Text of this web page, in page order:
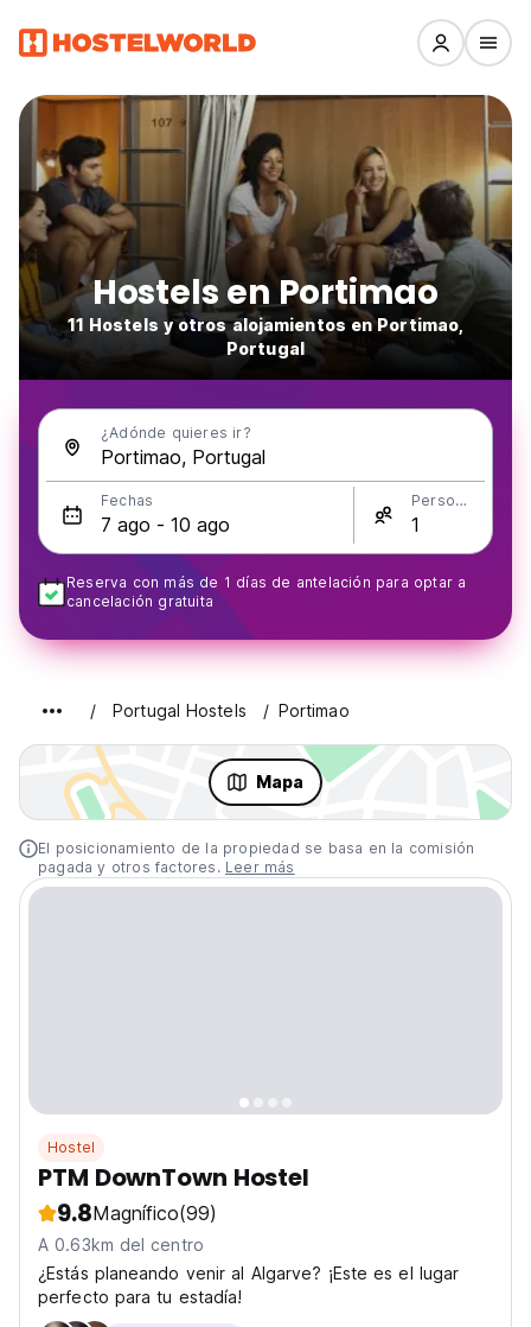
Hostels en Portimao
11 Hostels y otros alojamientos en Portimao,
Portugal
¿Adónde quieres ir?
Fechas Personas
Reserva con más de 1 días de antelación para optar a
cancelación gratuita
Portugal Hostels Portimao
Mapa
El posicionamiento de la propiedad se basa en la comisión
pagada y otros factores. Leer más
Hostel
PTM DownTown Hostel
9.8Magnífico(99)
A 0.63km del centro
¿Estás planeando venir al Algarve? ¡Este es el lugar
perfecto para tu estadía!